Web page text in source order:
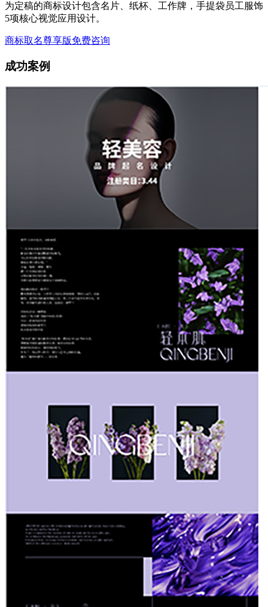
为定稿的商标设计包含名片、纸杯、工作牌，手提袋员工服饰
5项核心视觉应用设计。
商标取名尊享版免费咨询
成功案例